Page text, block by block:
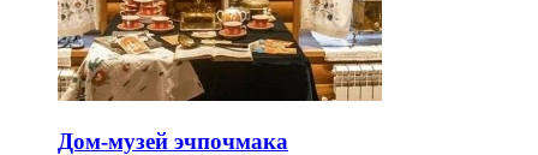
Дом-музей эчпочмака